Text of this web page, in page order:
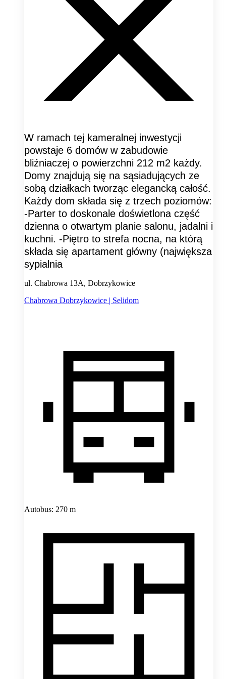
W ramach tej kameralnej inwestycji
powstaje 6 domów w zabudowie
bliźniaczej o powierzchni 212 m2 każdy.
Domy znajdują się na sąsiadujących ze
sobą działkach tworząc elegancką całość.
Każdy dom składa się z trzech poziomów:
-Parter to doskonale doświetlona część
dzienna o otwartym planie salonu, jadalni i
kuchni. -Piętro to strefa nocna, na którą
składa się apartament główny (największa
sypialnia
ul. Chabrowa 13A, Dobrzykowice
Chabrowa Dobrzykowice | Selidom
Autobus: 270 m